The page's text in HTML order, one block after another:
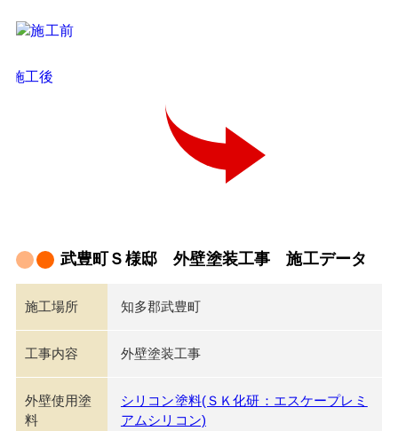
武豊町Ｓ様邸 外壁塗装工事 施工データ
施工場所 知多郡武豊町
工事内容 外壁塗装工事
外壁使用塗
料
シリコン塗料(ＳＫ化研：エスケープレミ
アムシリコン)